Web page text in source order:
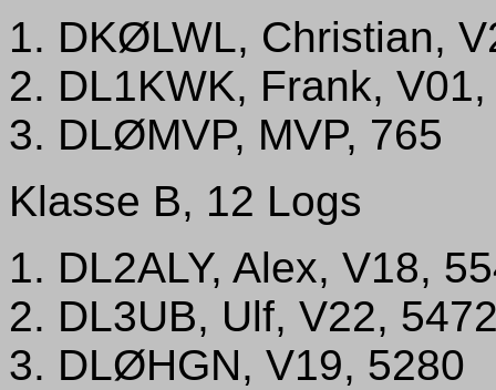
1. DKØLWL, Christian,
2. DL1KWK, Frank,
3. DLØMVP, MVP, 765
Klasse B, 12 Logs
1. DL2ALY, Alex, V18,
2. DL3UB, Ulf, V22,
3. DLØHGN, V19, 5280